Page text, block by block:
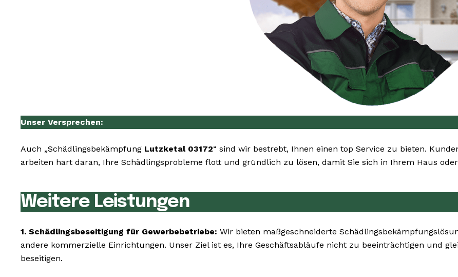
Unser Versprechen:
Auch „Schädlingsbekämpfung Lutzketal 03172“ sind wir bestrebt, Ihnen einen top Service zu bieten.
arbeiten hart daran, Ihre Schädlingsprobleme flott und gründlich zu lösen, damit Sie sich in Ihrem Haus
Weitere Leistungen
1. Schädlingsbeseitigung für Gewerbebetriebe: Wir bieten maßgeschneiderte
andere kommerzielle Einrichtungen. Unser Ziel ist es, Ihre Geschäftsabläufe nicht zu beeinträchtigen und
beseitigen.